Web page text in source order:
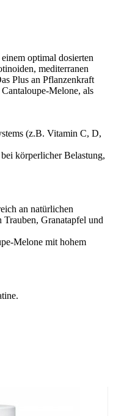
optimal dosierten
mediterranen
Plus an Pflanzenkraft
Melone, als
(z.B. Vitamin C, D,
körperlicher Belastung,
an natürlichen
Granatapfel und
Melone mit hohem
für eine
sowie für eine